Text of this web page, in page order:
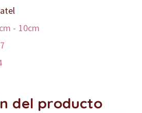
- 10cm
del producto